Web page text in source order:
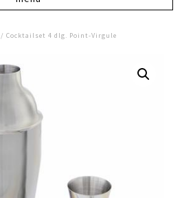
/ Cocktailset 4 dlg. Point-Virgule